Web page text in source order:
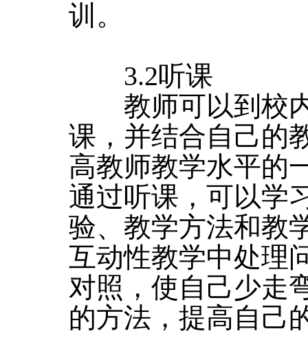
训。
3.2听课
教师可以到校内
课，并结合自己的
高教师教学水平的
通过听课，可以学
验、教学方法和教
互动性教学中处理
对照，使自己少走
的方法，提高自己